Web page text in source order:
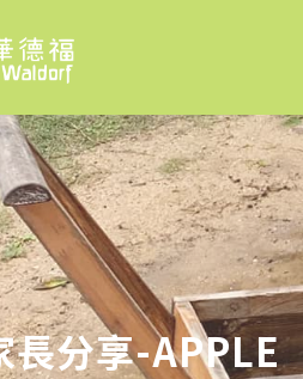
長分享-APPLE